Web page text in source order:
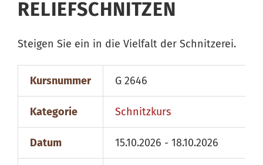
RELIEFSCHNITZEN
Steigen Sie ein in die Vielfalt der Schnitzerei.
Kursnummer G 2646
Kategorie Schnitzkurs
Datum 15.10.2026 - 18.10.2026